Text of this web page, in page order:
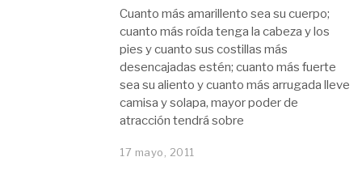
Cuanto más amarillento sea su cuerpo;
cuanto más roída tenga la cabeza y los
pies y cuanto sus costillas más
desencajadas estén; cuanto más fuerte
sea su aliento y cuanto más arrugada lleve
camisa y solapa, mayor poder de
atracción tendrá sobre
17 mayo, 2011